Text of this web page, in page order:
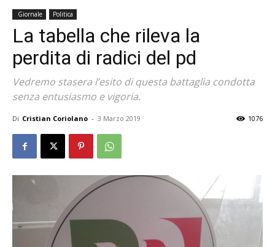
Giornale Politica
La tabella che rileva la
perdita di radici del pd
Vedremo stasera l’esito di questa battaglia condotta
senza entusiasmo e vigoria.
Di Cristian Coriolano - 3 Marzo 2019 1076